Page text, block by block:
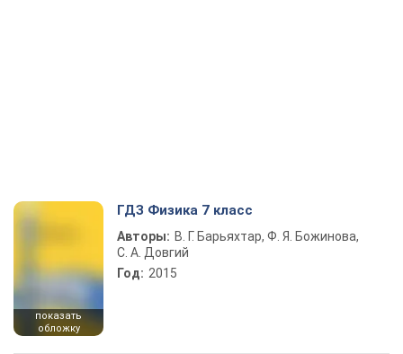
показать
обложку
ГДЗ Физика 7 класс
Авторы: В. Г. Барьяхтар, Ф. Я. Божинова,
С. А. Довгий
Год: 2015